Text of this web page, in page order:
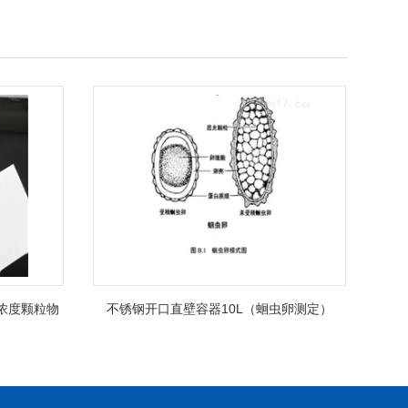
度颗粒物 不锈钢开口直壁容器10L（蛔虫卵测定）